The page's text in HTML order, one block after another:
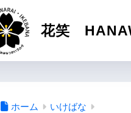
花笑
ホーム いけばな